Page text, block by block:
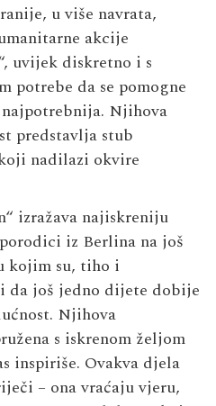
u više navrata,
akcije
uvijek diskretno i s
potrebe da se pomogne
Njihova
predstavlja stub
nadilazi okvire
izražava najiskreniju
iz Berlina na još
kojim su, tiho i
da još jedno dijete dobije
Njihova
s iskrenom željom
inspiriše. Ovakva djela
– ona vraćaju vjeru,